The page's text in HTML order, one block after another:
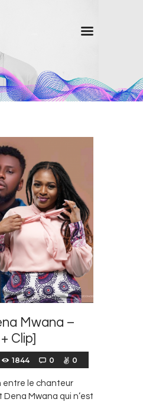
Mwana –
Clip]
1844 0 0
entre le chanteur
Dena Mwana qui n’est